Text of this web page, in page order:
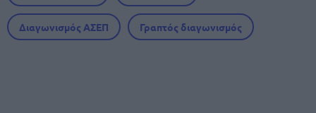
Διαγωνισμός ΑΣΕΠ Γραπτός διαγωνισμός